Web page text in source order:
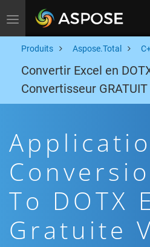
Toggle navigation
Produits Aspose.Total
Convertir Excel en
Convertisseur
To DOTX
Gratuite